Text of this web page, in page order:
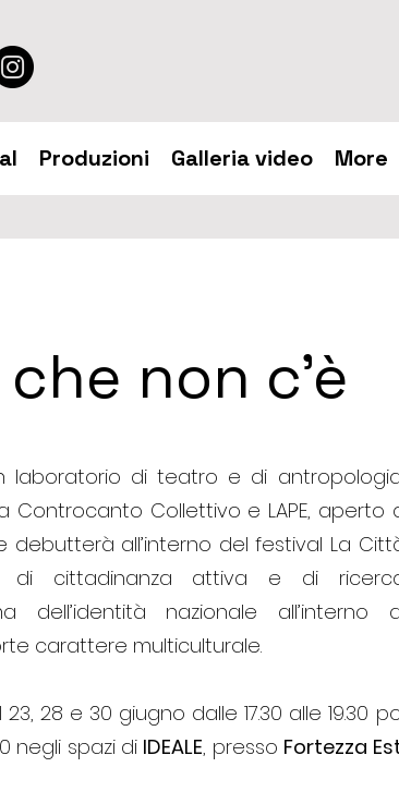
Produzioni Galleria video More
non c'è
laboratorio di teatro e di
Controcanto Collettivo e LAPE, aperto
all’interno del festival La
di cittadinanza attiva e di
nazionale all’interno
carattere multiculturale.
28 e 30 giugno dalle 17.30 alle 19.30
negli spazi di IDEALE, presso Fortezza